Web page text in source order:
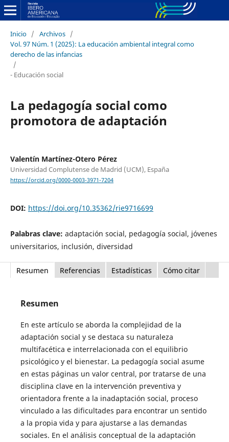
Inicio / Archivos /
Vol. 97 Núm. 1 (2025): La educación ambiental integral como
derecho de las infancias
/
- Educación social
La pedagogía social como
promotora de adaptación
Valentín Martínez-Otero Pérez
Universidad Complutense de Madrid (UCM), España
https://orcid.org/0000-0003-3971-7204
DOI: https://doi.org/10.35362/rie9716699
Palabras clave: adaptación social, pedagogía social, jóvenes
universitarios, inclusión, diversidad
Resumen Referencias Estadísticas Cómo citar
Resumen
En este artículo se aborda la complejidad de la
adaptación social y se destaca su naturaleza
multifacética e interrelacionada con el equilibrio
psicológico y el bienestar. La pedagogía social asume
en estas páginas un valor central, por tratarse de una
disciplina clave en la intervención preventiva y
orientadora frente a la inadaptación social, proceso
vinculado a las dificultades para encontrar un sentido
a la propia vida y para ajustarse a las demandas
sociales. En el análisis conceptual de la adaptación